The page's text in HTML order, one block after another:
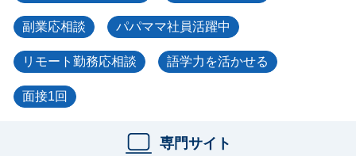
副業応相談 パパママ社員活躍中
リモート勤務応相談 語学力を活かせる
面接1回
専門サイト